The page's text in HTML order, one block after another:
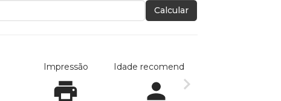
Calcular
Impressão Idade recomendada